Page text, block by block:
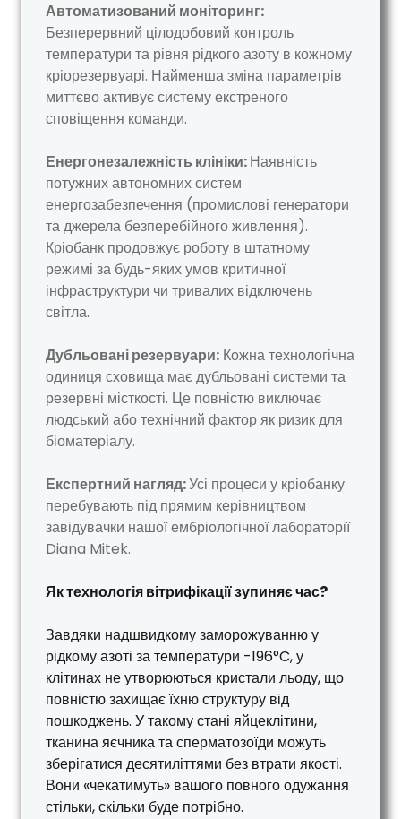
Автоматизований моніторинг:
Безперервний цілодобовий контроль
температури та рівня рідкого азоту в кожному
кріорезервуарі. Найменша зміна параметрів
миттєво активує систему екстреного
сповіщення команди.
Енергонезалежність клініки:Наявність
потужних автономних систем
енергозабезпечення (промислові генератори
та джерела безперебійного живлення).
Кріобанк продовжує роботу в штатному
режимі за будь-яких умов критичної
інфраструктури чи тривалих відключень
світла.
Дубльовані резервуари: Кожна технологічна
одиниця сховища має дубльовані системи та
резервні місткості. Це повністю виключає
людський або технічний фактор як ризик для
біоматеріалу.
Експертний нагляд:Усі процеси у кріобанку
перебувають під прямим керівництвом
завідувачки нашої ембріологічної лабораторії
Diana Mitek.
Як технологія вітрифікації зупиняє час?
Завдяки надшвидкому заморожуванню у
рідкому азоті за температури -196°C, у
клітинах не утворюються кристали льоду, що
повністю захищає їхню структуру від
пошкоджень. У такому стані яйцеклітини,
тканина яєчника та сперматозоїди можуть
зберігатися десятиліттями без втрати якості.
Вони «чекатимуть» вашого повного одужання
стільки, скільки буде потрібно.